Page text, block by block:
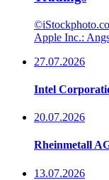
Apple Inc.:
27.07.2026
Intel
20.07.2026
Rheinmetall
13.07.2026